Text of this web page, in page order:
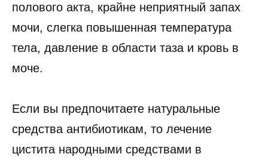
полового акта, крайне неприятный запах
мочи, слегка повышенная температура
тела, давление в области таза и кровь в
моче.
Если вы предпочитаете натуральные
средства антибиотикам, то лечение
цистита народными средствами в